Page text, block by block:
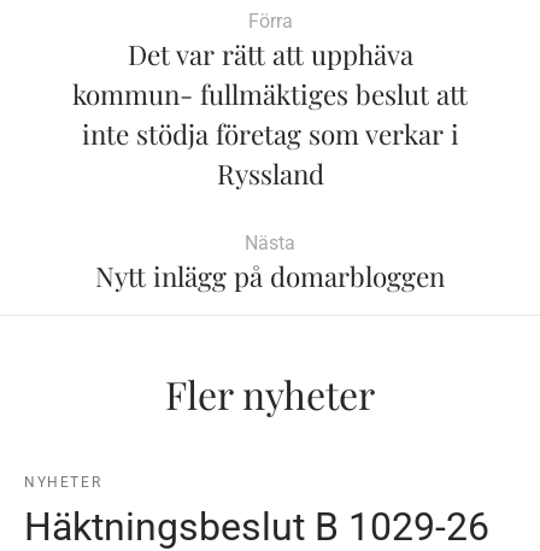
Förra
Det var rätt att upphäva
kommun- fullmäktiges beslut att
inte stödja företag som verkar i
Ryssland
Nästa
Nytt inlägg på domarbloggen
Fler nyheter
NYHETER
Häktningsbeslut B 1029-26